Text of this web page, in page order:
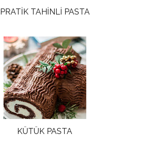
PRATİK TAHİNLİ PASTA
KÜTÜK PASTA